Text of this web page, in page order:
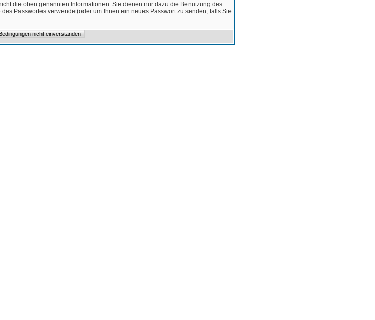
die oben genannten Informationen. Sie dienen nur dazu die Benutzung des
Passwortes verwendet(oder um Ihnen ein neues Passwort zu senden, falls Sie